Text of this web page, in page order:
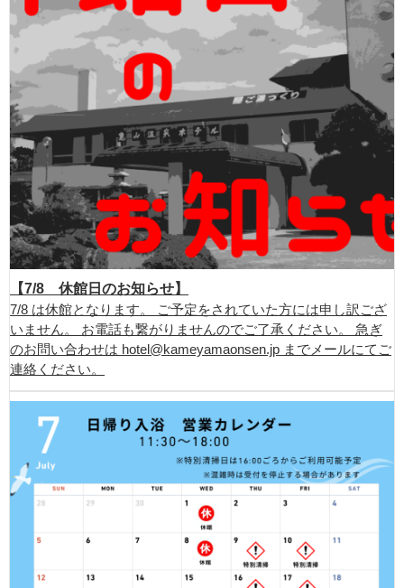
【7/8 休館日のお知らせ】
7/8 は休館となります。 ご予定をされていた方には申し訳ござ
いません。 お電話も繋がりませんのでご了承ください。 急ぎ
のお問い合わせは hotel@kameyamaonsen.jp までメールにてご
連絡ください。